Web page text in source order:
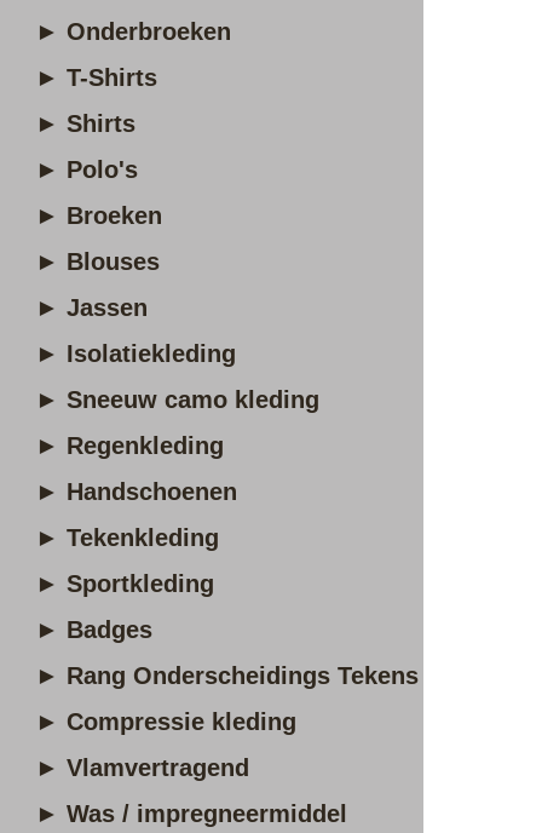
► Onderbroeken
► T-Shirts
► Shirts
► Polo's
► Broeken
► Blouses
► Jassen
► Isolatiekleding
► Sneeuw camo kleding
► Regenkleding
► Handschoenen
► Tekenkleding
► Sportkleding
► Badges
► Rang Onderscheidings Tekens
► Compressie kleding
► Vlamvertragend
► Was / impregneermiddel